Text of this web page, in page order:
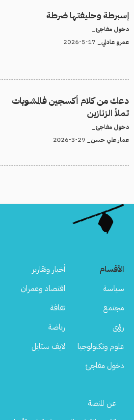
إسبرطة وحليفتها ضرطة
دخول مفاجئ_
عمرو عادلي_
دعك من كلام أكسجين فالمشويات
تملأ الزنازين
دخول مفاجئ_
عمار علي حسن_
الأقسام
أخبار وتقارير
سياسة
اقتصاد وعمران
مجتمع
ثقافة
رؤى
رياضة
علوم وتكنولوجيا
لايف ستايل
دخول مفاجئ
Footer
عن المنصة